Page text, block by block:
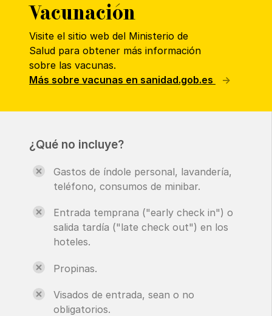
Vacunación
Visite el sitio web del Ministerio de
Salud para obtener más información
sobre las vacunas.
Más sobre vacunas en sanidad.gob.es
¿Qué no incluye?
Gastos de índole personal, lavandería,
teléfono, consumos de minibar.
Entrada temprana ("early check in") o
salida tardía ("late check out") en los
hoteles.
Propinas.
Visados de entrada, sean o no
obligatorios.